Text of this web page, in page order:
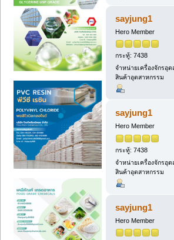
sayjung1
Hero Member
กระทู้: 7438
จำหน่ายเครื่องจักรอุ
สินค้าอุตสาหกรรม
sayjung1
Hero Member
กระทู้: 7438
จำหน่ายเครื่องจักรอุ
สินค้าอุตสาหกรรม
sayjung1
Hero Member